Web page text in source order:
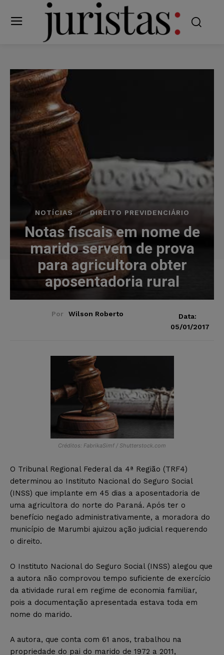
NOTÍCIAS DIREITO PREVIDENCIÁRIO
Notas fiscais em nome de
marido servem de prova
para agricultora obter
aposentadoria rural
Por Wilson Roberto
Data:
05/01/2017
Créditos: FabrikaSimf / Shutterstock.com
O Tribunal Regional Federal da 4ª Região (TRF4)
determinou ao Instituto Nacional do Seguro Social
(INSS) que implante em 45 dias a aposentadoria de
uma agricultora do norte do Paraná. Após ter o
benefício negado administrativamente, a moradora do
município de Marumbi ajuizou ação judicial requerendo
o direito.
O Instituto Nacional do Seguro Social (INSS) alegou que
a autora não comprovou tempo suficiente de exercício
da atividade rural em regime de economia familiar,
pois a documentação apresentada estava toda em
nome do marido.
A autora, que conta com 61 anos, trabalhou na
propriedade do pai do marido de 1972 a 2011,